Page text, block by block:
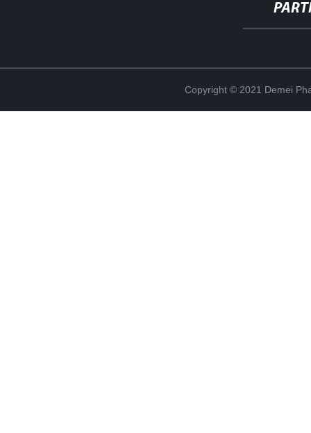
Copyright © 2021 Demei